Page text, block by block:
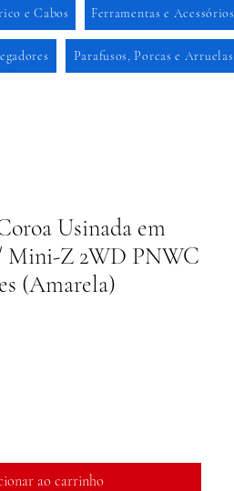
e Cabos Ferramentas e Acessórios
Parafusos, Porcas e Arruelas
Usinada em
Mini-Z 2WD PNWC
(Amarela)
ao carrinho